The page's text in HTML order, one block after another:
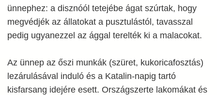
ünnephez: a disznóól tetejébe ágat szúrtak, hogy
megvédjék az állatokat a pusztulástól, tavasszal
pedig ugyanezzel az ággal terelték ki a malacokat.
Az ünnep az őszi munkák (szüret, kukoricafosztás)
lezárulásával induló és a Katalin-napig tartó
kisfarsang idejére esett. Országszerte lakomákat és